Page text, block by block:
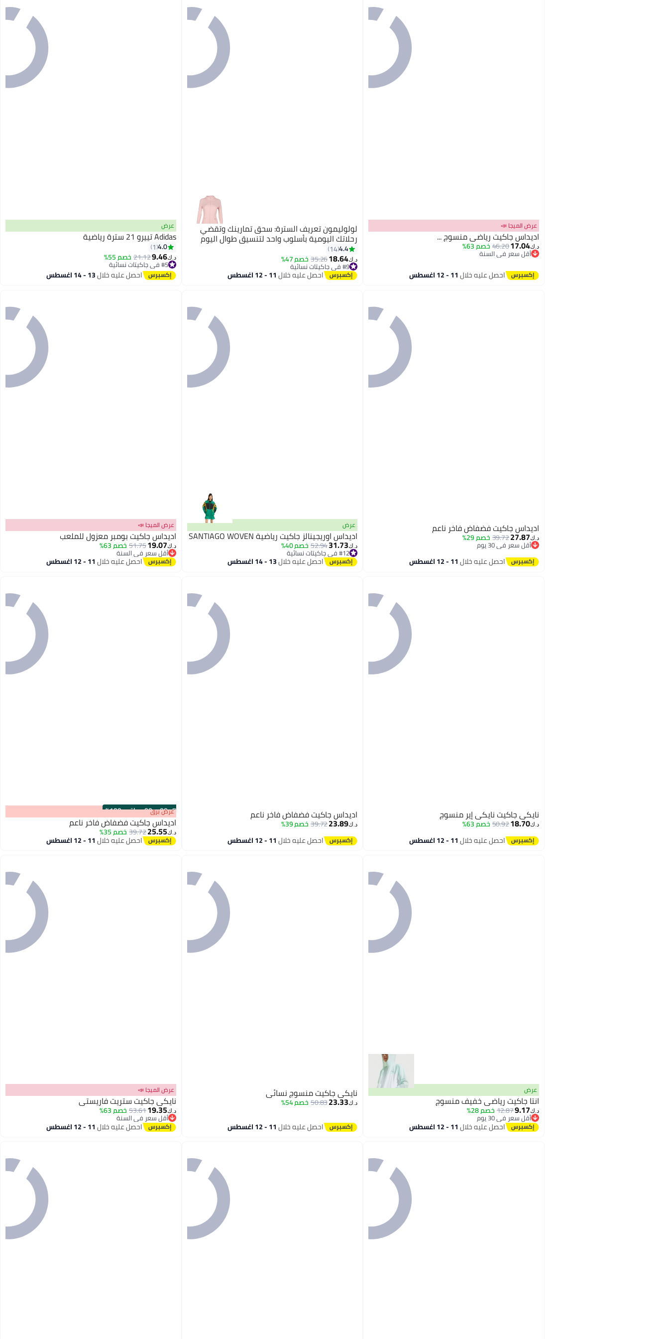
4
عرض الميجا 📣
اديداس جاكيت رياضي منسوج ...
د.ك‏17.04
46.20خصم 63%
أقل سعر في السنة
أقل سعر في السنة
احصل عليه خلال11 - 12 اغسطس
8
لولوليمون تعريف السترة: سحق تمارينك وتقضي
رحلاتك اليومية بأسلوب واحد لتنسيق طوال اليوم
4.4
14
د.ك‏18.64
35.26خصم 47%
#9 في جاكيتات نسائية
#9 في جاكيتات نسائية احصل عليه خلال11 - 12 اغسطس
عرض
Adidas تييرو 21 سترة رياضية
4.0
1
د.ك‏9.46
21.12 خصم 55%
#5 في جاكيتات نسائية
#5 في جاكيتات نسائية احصل عليه خلال13 - 14 اغسطس
4
اديداس جاكيت فضفاض فاخر ناعم
د.ك‏27.87
39.72خصم 29%
أقل سعر في 30 يوم
أقل سعر في 30 يوم
احصل عليه خلال11 - 12 اغسطس
عرض
اديداس اوريجينالز جاكيت رياضية SANTIAGO WOVEN
د.ك‏31.73
52.94خصم 40%
#12 في جاكيتات نسائية
#12 في جاكيتات نسائية احصل عليه خلال13 - 14 اغسطس 2
عرض الميجا 📣
اديداس جاكيت بومبر معزول للملعب
د.ك‏19.07
51.75 خصم 63%
أقل سعر في السنة
أقل سعر في السنة
احصل عليه خلال11 - 12 اغسطس
نايكي جاكيت نايكي إير منسوج
د.ك‏18.70
50.92خصم 63%
احصل عليه خلال11 - 12 اغسطس 4
اديداس جاكيت فضفاض فاخر ناعم
د.ك‏23.89
39.72خصم 39%
احصل عليه خلال11 - 12 اغسطس
00m:00s
·باقي 100%
4
عرض برق
اديداس جاكيت فضفاض فاخر ناعم
د.ك‏25.55
39.72 خصم 35%
احصل عليه خلال11 - 12 اغسطس
عرض
انتا جاكيت رياضي خفيف منسوج
د.ك‏9.17
12.87خصم 28%
أقل سعر في 30 يوم
أقل سعر في 30 يوماحصل عليه خلال11 - 12 اغسطس 3
نايكي جاكيت منسوج نسائي
د.ك‏23.33
50.83خصم 54%
احصل عليه خلال11 - 12 اغسطس 2
عرض الميجا 📣
نايكي جاكيت ستريت فاريستي
د.ك‏19.35
53.61 خصم 63%
أقل سعر في السنة
أقل سعر في السنة
احصل عليه خلال11 - 12 اغسطس